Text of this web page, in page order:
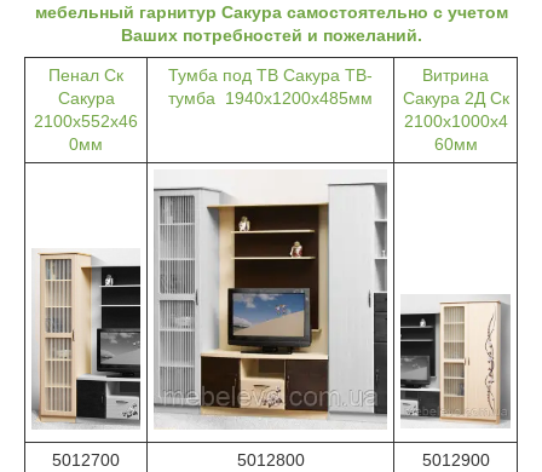
мебельный гарнитур Сакура самостоятельно с учетом
Ваших потребностей и пожеланий.
Пенал Ск
Сакура
2100х552х46
0мм
Тумба под ТВ Сакура ТВ-
тумба 1940х1200х485мм
Витрина
Сакура 2Д Ск
2100х1000х4
60мм
5012700 5012800
5012900